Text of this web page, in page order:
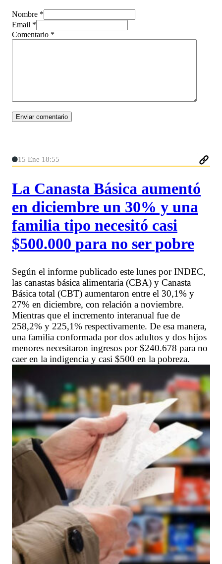
Nombre *
Email *
Comentario *
15 Ene 18:55
La Canasta Básica aumentó
en diciembre un 30% y una
familia tipo necesitó casi
$500.000 para no ser pobre
Según el informe publicado este lunes por INDEC,
las canastas básica alimentaria (CBA) y Canasta
Básica total (CBT) aumentaron entre el 30,1% y
27% en diciembre, con relación a noviembre.
Mientras que el incremento interanual fue de
258,2% y 225,1% respectivamente. De esa manera,
una familia conformada por dos adultos y dos hijos
menores necesitaron ingresos por $240.678 para no
caer en la indigencia y casi $500 en la pobreza.